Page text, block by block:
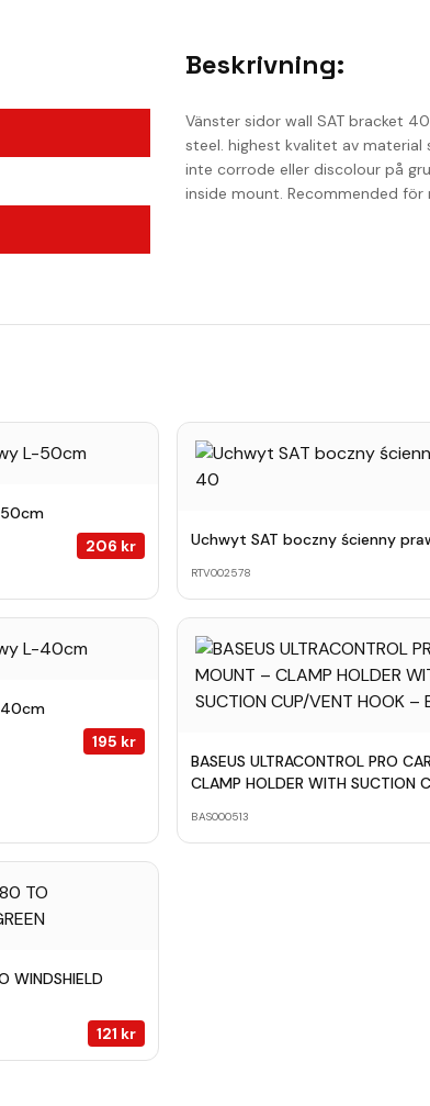
Beskrivning:
Vänster sidor wall SAT bracket
steel. highest kvalitet av
inte corrode eller discolour på
inside mount. Recommended
50cm
206 kr Uchwyt SAT boczny ścienny
RTV002578
40cm
195 kr
BASEUS ULTRACONTROL PRO
CLAMP HOLDER WITH SUCTION
BAS000513
WINDSHIELD
121 kr